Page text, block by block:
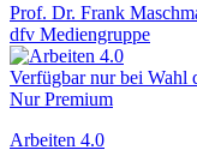
Prof. Dr. Frank
dfv Mediengruppe
Verfügbar nur bei Wahl
Nur Premium
Arbeiten 4.0